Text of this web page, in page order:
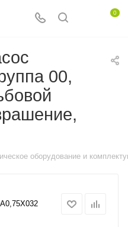
0
00,
оборудование и